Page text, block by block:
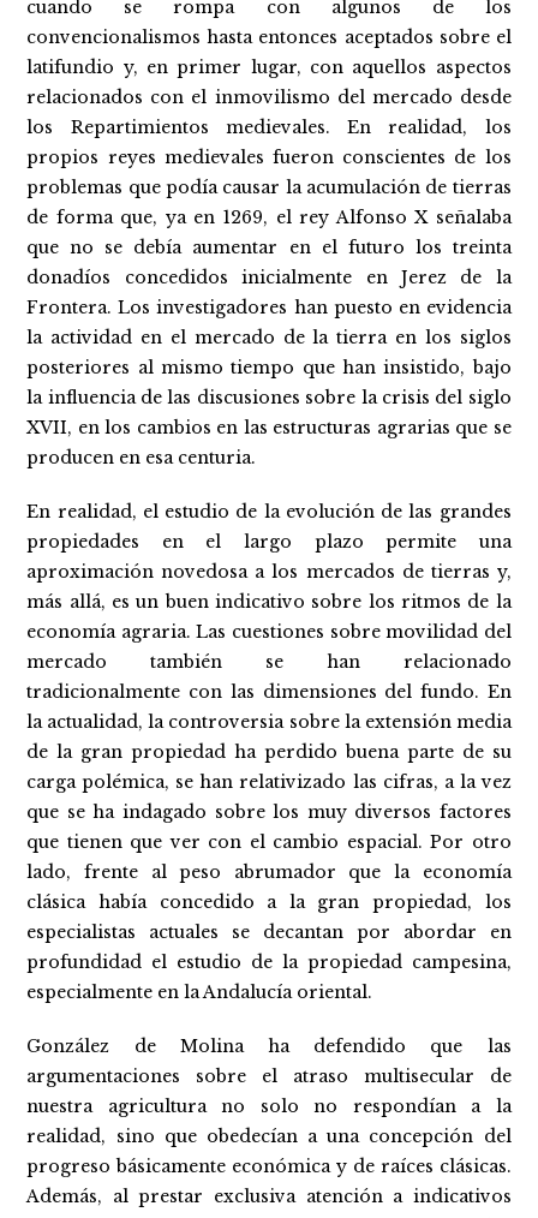
cuando se rompa con algunos de los
convencionalismos hasta entonces aceptados sobre el
latifundio y, en primer lugar, con aquellos aspectos
relacionados con el inmovilismo del mercado desde
los Repartimientos medievales. En realidad, los
propios reyes medievales fueron conscientes de los
problemas que podía causar la acumulación de tierras
de forma que, ya en 1269, el rey Alfonso X señalaba
que no se debía aumentar en el futuro los treinta
donadíos concedidos inicialmente en Jerez de la
Frontera. Los investigadores han puesto en evidencia
la actividad en el mercado de la tierra en los siglos
posteriores al mismo tiempo que han insistido, bajo
la influencia de las discusiones sobre la crisis del siglo
XVII, en los cambios en las estructuras agrarias que se
producen en esa centuria.
En realidad, el estudio de la evolución de las grandes
propiedades en el largo plazo permite una
aproximación novedosa a los mercados de tierras y,
más allá, es un buen indicativo sobre los ritmos de la
economía agraria. Las cuestiones sobre movilidad del
mercado también se han relacionado
tradicionalmente con las dimensiones del fundo. En
la actualidad, la controversia sobre la extensión media
de la gran propiedad ha perdido buena parte de su
carga polémica, se han relativizado las cifras, a la vez
que se ha indagado sobre los muy diversos factores
que tienen que ver con el cambio espacial. Por otro
lado, frente al peso abrumador que la economía
clásica había concedido a la gran propiedad, los
especialistas actuales se decantan por abordar en
profundidad el estudio de la propiedad campesina,
especialmente en la Andalucía oriental.
González de Molina ha defendido que las
argumentaciones sobre el atraso multisecular de
nuestra agricultura no solo no respondían a la
realidad, sino que obedecían a una concepción del
progreso básicamente económica y de raíces clásicas.
Además, al prestar exclusiva atención a indicativos